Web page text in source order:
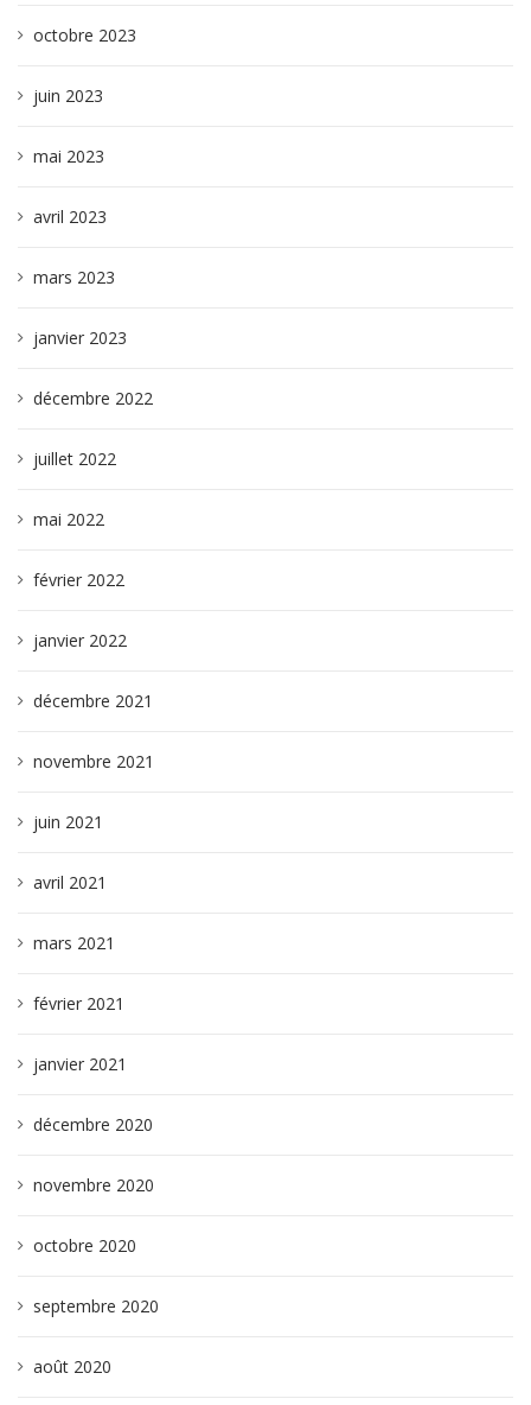
octobre 2023
juin 2023
mai 2023
avril 2023
mars 2023
janvier 2023
décembre 2022
juillet 2022
mai 2022
février 2022
janvier 2022
décembre 2021
novembre 2021
juin 2021
avril 2021
mars 2021
février 2021
janvier 2021
décembre 2020
novembre 2020
octobre 2020
septembre 2020
août 2020